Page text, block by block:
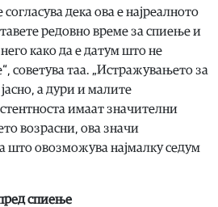
дека ова е најреалното
редовно време за спиење и
како да е датум што не
советува таа. „Истражувањето за
а дури и малите
имаат значителни
возрасни, ова значи
што овозможува најмалку седум
спиење